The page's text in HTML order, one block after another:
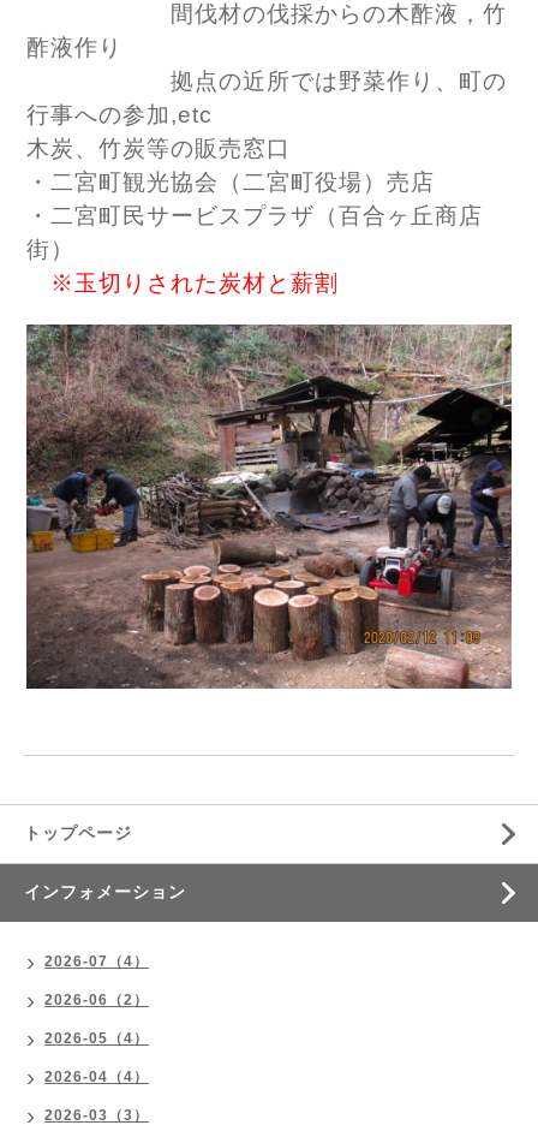
間伐材の伐採からの木酢液，竹
酢液作り
拠点の近所では野菜作り、町の
行事への参加,etc
木炭、竹炭等の販売窓口
・二宮町観光協会（二宮町役場）売店
・二宮町民サービスプラザ（百合ヶ丘商店
街）
※玉切りされた炭材と薪割
トップページ
インフォメーション
2026-07（4）
2026-06（2）
2026-05（4）
2026-04（4）
2026-03（3）